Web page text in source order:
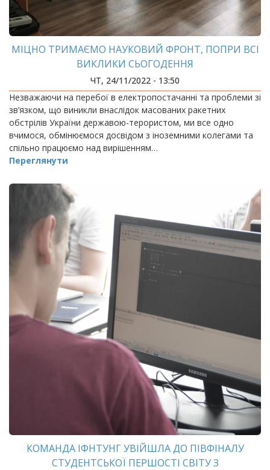
МІЦНО ТРИМАЄМО НАУКОВИЙ ФРОНТ, ПОПРИ ВСІ
ВИКЛИКИ СЬОГОДЕННЯ
ЧТ, 24/11/2022 - 13:50
Незважаючи на перебої в електропостачанні та проблеми зі
зв’язком, що виникли внаслідок масованих ракетних
обстрілів України державою-терористом, ми все одно
вчимося, обмінюємося досвідом з іноземними колегами та
спільно працюємо над вирішенням…
Переглянути
КОМАНДА ІФНТУНГ УВІЙШЛА ДО ПІВФІНАЛУ
СТУДЕНТСЬКОЇ ПЕРШОСТІ СВІТУ З